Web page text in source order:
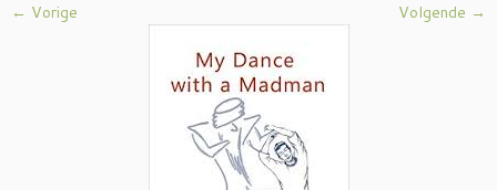
← Vorige Volgende →